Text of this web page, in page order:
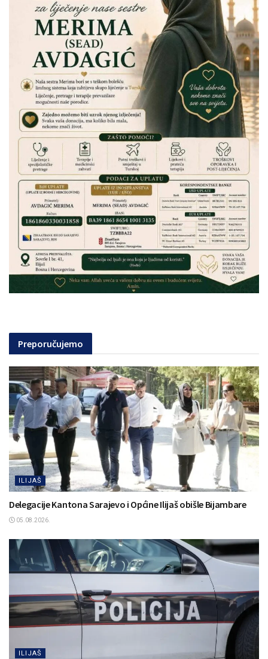
Preporučujemo
ILIJAŠ
Delegacije Kantona Sarajevo i Općine Ilijaš obišle Bijambare
05.08.2026.
ILIJAŠ